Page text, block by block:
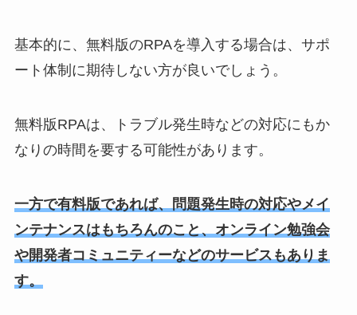
基本的に、無料版のRPAを導入する場合は、サポ
ート体制に期待しない方が良いでしょう。
無料版RPAは、トラブル発生時などの対応にもか
なりの時間を要する可能性があります。
一方で有料版であれば、問題発生時の対応やメイ
ンテナンスはもちろんのこと、オンライン勉強会
や開発者コミュニティーなどのサービスもありま
す。